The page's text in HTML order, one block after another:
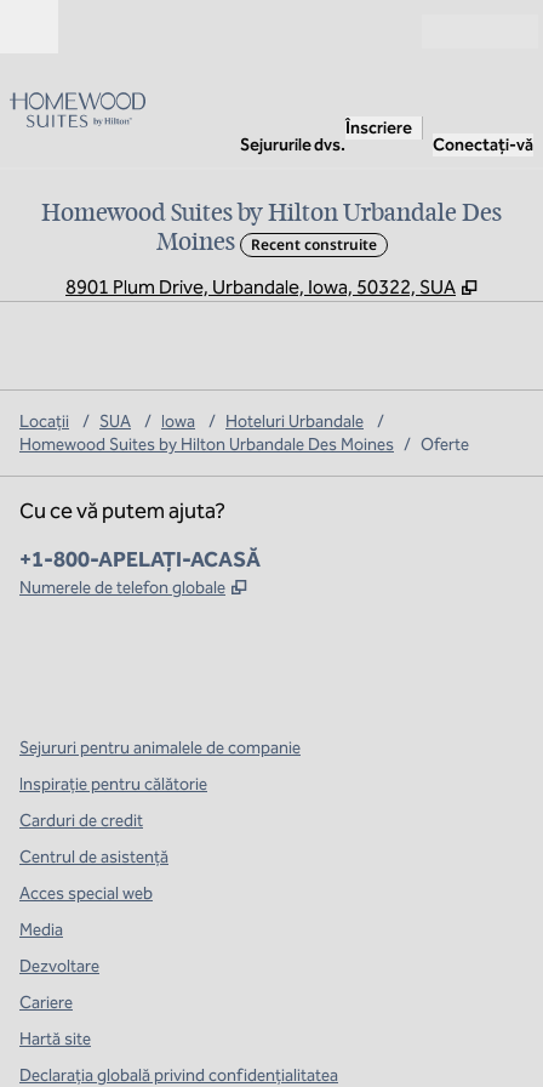
Sejururile dvs.
Înscriere
Conectați-vă
Homewood Suites by Hilton Urbandale Des
Moines
Recent construite
8901 Plum Drive, Urbandale, Iowa, 50322, SUA ,
Locații / SUA / Iowa / Hoteluri Urbandale
/
Homewood Suites by Hilton Urbandale Des Moines / Oferte
Cu ce vă putem ajuta?
Telefon:
+1-800-APELAȚI-ACASĂ
Numerele de telefon globale ,
Sejururi pentru animalele de companie
Inspirație pentru călătorie
Carduri de credit
Centrul de asistență
Acces special web
Media
Dezvoltare
Cariere
Hartă site
Declarația globală privind confidenţialitatea